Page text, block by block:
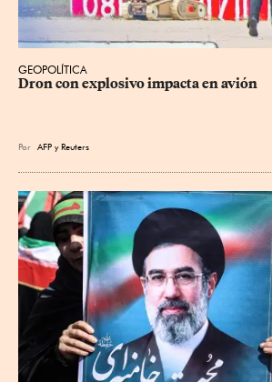
GEOPOLÍTICA
Dron con explosivo impacta en avión
Por AFP yReuters